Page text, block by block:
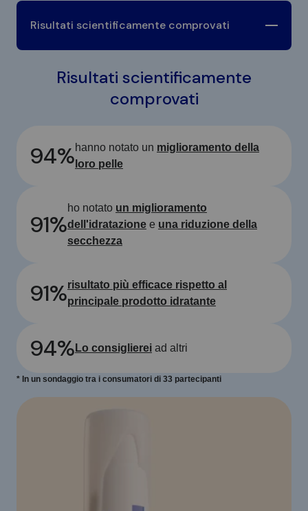
Risultati scientificamente comprovati
Risultati scientificamente
comprovati
94%hanno notato un miglioramento della
loro pelle
91%
ho notato un miglioramento
dell'idratazione e una riduzione della
secchezza
91%risultato più efficace rispetto al
principale prodotto idratante
94% Lo consiglierei ad altri
* In un sondaggio tra i consumatori di 33 partecipanti